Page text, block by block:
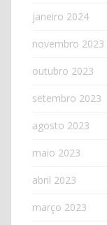
janeiro 2024
novembro 2023
outubro 2023
setembro 2023
agosto 2023
maio 2023
abril 2023
março 2023